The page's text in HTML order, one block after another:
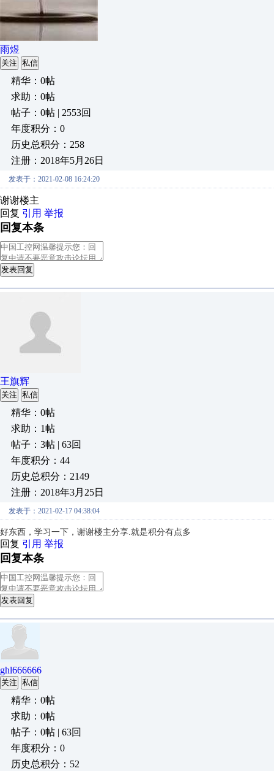
雨煜
关注 私信
精华：0帖
求助：0帖
帖子：0帖 | 2553回
年度积分：0
历史总积分：258
注册：2018年5月26日
发表于：2021-02-08 16:24:20
谢谢楼主
回复 引用 举报
回复本条
发表回复
王旗辉
关注 私信
精华：0帖
求助：1帖
帖子：3帖 | 63回
年度积分：44
历史总积分：2149
注册：2018年3月25日
发表于：2021-02-17 04:38:04
好东西，学习一下，谢谢楼主分享.就是积分有点多
回复 引用 举报
回复本条
发表回复
ghl666666
关注 私信
精华：0帖
求助：0帖
帖子：0帖 | 63回
年度积分：0
历史总积分：52